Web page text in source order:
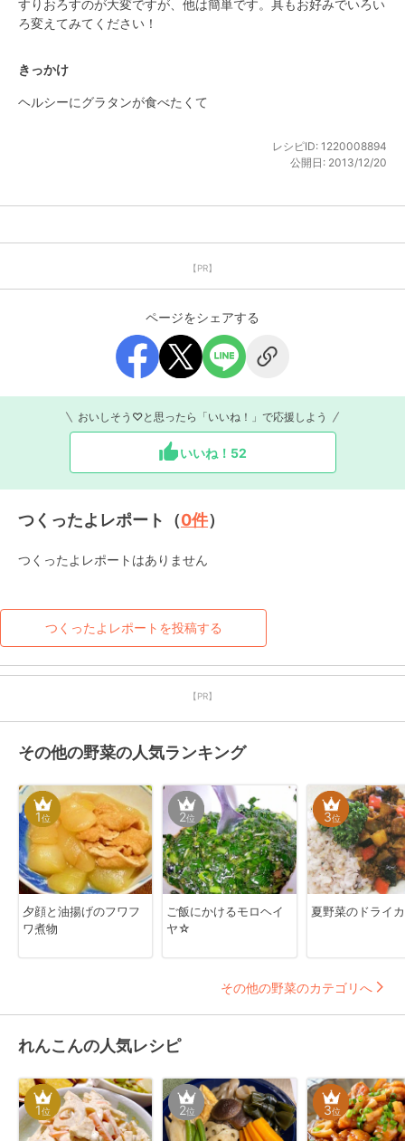
すりおろすのが大変ですが、他は簡単です。具もお好みでいろい
ろ変えてみてください！
きっかけ
ヘルシーにグラタンが食べたくて
レシピID: 1220008894
公開日: 2013/12/20
【PR】
ページをシェアする
おいしそう♡と思ったら「いいね！」で応援しよう
いいね！ 52
つくったよレポート（0件）
つくったよレポートはありません
つくったよレポートを投稿する
【PR】
その他の野菜の人気ランキング
1位
夕顔と油揚げのフワフ
ワ煮物
2位
ご飯にかけるモロヘイ
ヤ☆
3位
夏野菜のドライ
その他の野菜のカテゴリへ
れんこんの人気レシピ
1位 2位 3位